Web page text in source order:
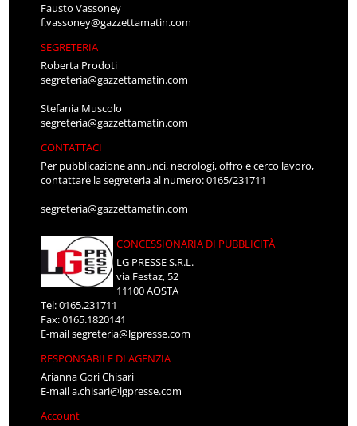
Fausto Vassoney
f.vassoney@gazzettamatin.com
SEGRETERIA
Roberta Prodoti
segreteria@gazzettamatin.com
Stefania Muscolo
segreteria@gazzettamatin.com
CONTATTACI
Per pubblicazione annunci, necrologi, offro e cerco lavoro,
contattare la segreteria al numero: 0165/231711
segreteria@gazzettamatin.com
CONCESSIONARIA DI PUBBLICITÀ
LG PRESSE S.R.L.
via Festaz, 52
11100 AOSTA
Tel: 0165.231711
Fax: 0165.1820141
E-mailsegreteria@lgpresse.com
RESPONSABILE DI AGENZIA
Arianna Gori Chisari
E-maila.chisari@lgpresse.com
Account